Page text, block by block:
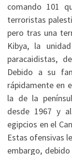
comando 101
terroristas
pero tras una
Kibya, la
paracaidistas,
Debido a su
rápidamente en
la de la
desde 1967 y
egipcios en el
Estas ofensivas
embargo,